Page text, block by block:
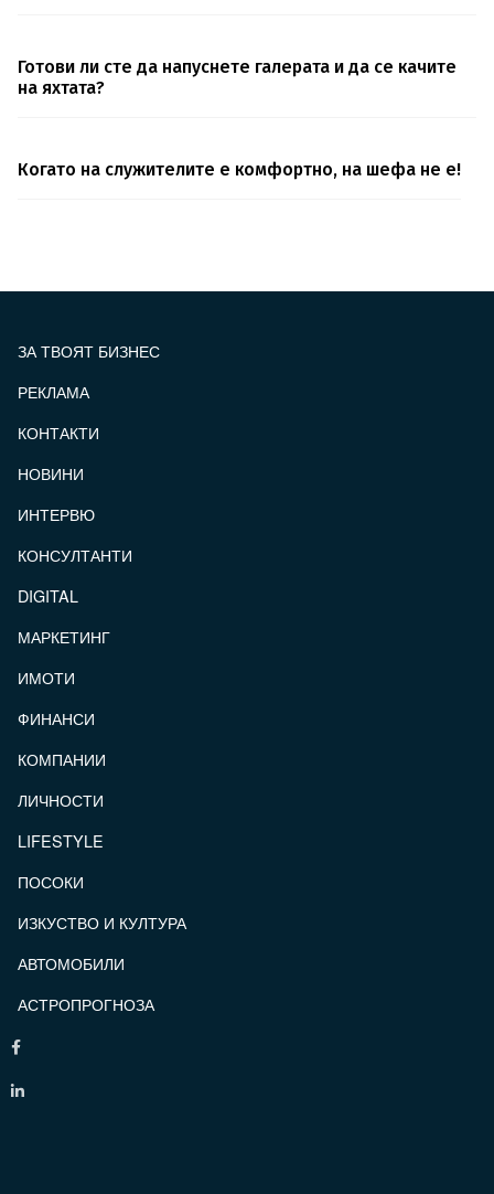
Готови ли сте да напуснете галерата и да се качите
на яхтата?
Когато на служителите е комфортно, на шефа не е!
ЗА ТВОЯТ БИЗНЕС
РЕКЛАМА
КОНТАКТИ
НОВИНИ
ИНТЕРВЮ
КОНСУЛТАНТИ
DIGITAL
МАРКЕТИНГ
ИМОТИ
ФИНАНСИ
КОМПАНИИ
ЛИЧНОСТИ
LIFESTYLE
ПОСОКИ
ИЗКУСТВО И КУЛТУРА
АВТОМОБИЛИ
АСТРОПРОГНОЗА